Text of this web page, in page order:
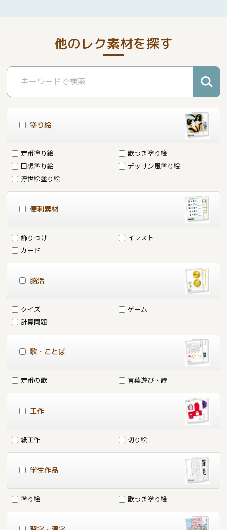
他のレク素材を探す
塗り絵
定番塗り絵
歌つき塗り絵
回想塗り絵
デッサン風塗り絵
浮世絵塗り絵
便利素材
飾りつけ
イラスト
カード
脳活
クイズ
ゲーム
計算問題
歌・ことば
定番の歌 言葉遊び・詩
工作
紙工作 切り絵
学生作品
塗り絵 歌つき塗り絵